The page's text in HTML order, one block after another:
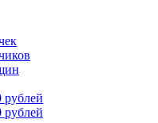
рублей
рублей